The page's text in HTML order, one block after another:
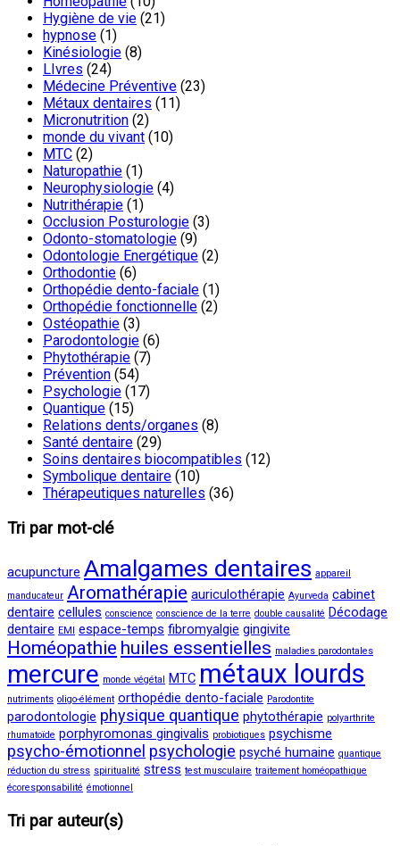
Hygiène de vie (21)
hypnose (1)
Kinésiologie (8)
LIvres (24)
Médecine Préventive (23)
Métaux dentaires (11)
Micronutrition (2)
monde du vivant (10)
MTC (2)
Naturopathie (1)
Neurophysiologie (4)
Nutrithérapie (1)
Occlusion Posturologie (3)
Odonto-stomatologie (9)
Odontologie Energétique (2)
Orthodontie (6)
Orthopédie dento-faciale (1)
Orthopédie fonctionnelle (2)
Ostéopathie (3)
Parodontologie (6)
Phytothérapie (7)
Prévention (54)
Psychologie (17)
Quantique (15)
Relations dents/organes (8)
Santé dentaire (29)
Soins dentaires biocompatibles (12)
Symbolique dentaire (10)
Thérapeutiques naturelles (36)
Tri par mot-clé
acupuncture Amalgames dentaires appareil
manducateur Aromathérapie auriculothérapie Ayurveda cabinet
dentaire cellules conscience conscience de la terre double causalité Décodage
dentaire EMI espace-temps fibromyalgie gingivite
Homéopathie huiles essentielles maladies parodontales
mercure monde végétal MTC métaux lourds
nutriments oligo-élément orthopédie dento-faciale Parodontite
parodontologie physique quantique phytothérapie polyarthrite
rhumatoïde porphyromonas gingivalis probiotiques psychisme
psycho-émotionnel psychologie psyché humaine quantique
réduction du stress spiritualité stress test musculaire traitement homéopathique
écoresponsabilité émotionnel
Tri par auteur(s)